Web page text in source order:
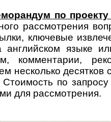
по проекту
рас­смот­ре­ния
ключевые
английском языке
комментарии,
несколько десятков
по
для рассмотрения.